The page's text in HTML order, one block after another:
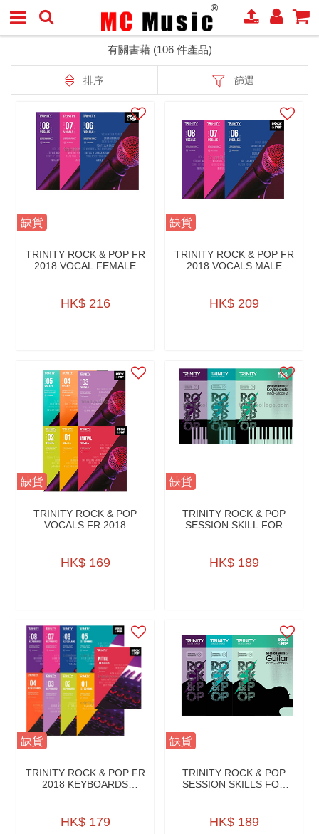
有關書藉 (106 件產品)
排序 篩選
缺貨
TRINITY ROCK & POP FR
2018 VOCAL FEMALE
HK$ 216
缺貨
TRINITY ROCK & POP FR
2018 VOCALS MALE
HK$ 209
缺貨
TRINITY ROCK & POP
VOCALS FR 2018
HK$ 169
缺貨
TRINITY ROCK & POP
SESSION SKILL FOR
HK$ 189
缺貨
TRINITY ROCK & POP FR
2018 KEYBOARDS
HK$ 179
缺貨
TRINITY ROCK & POP
SESSION SKILLS FOR
HK$ 189